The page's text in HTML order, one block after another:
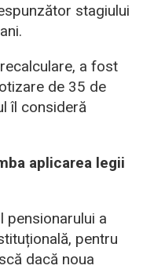
stagiului
a fost
de 35 de
îl consideră
aplicarea legii
pensionarului a
pentru
dacă noua